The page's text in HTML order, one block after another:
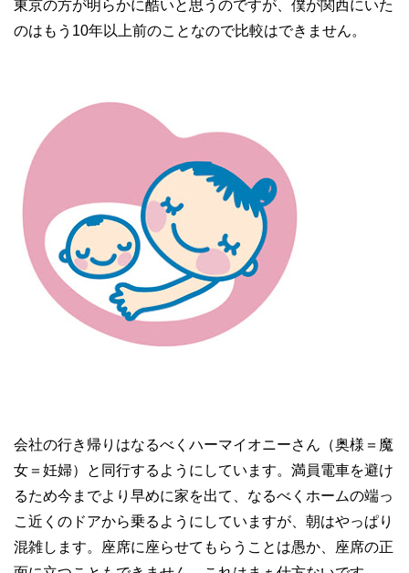
東京の方が明らかに酷いと思うのですが、僕が関西にいた
のはもう10年以上前のことなので比較はできません。
会社の行き帰りはなるべくハーマイオニーさん（奥様＝魔
女＝妊婦）と同行するようにしています。満員電車を避け
るため今までより早めに家を出て、なるべくホームの端っ
こ近くのドアから乗るようにしていますが、朝はやっぱり
混雑します。座席に座らせてもらうことは愚か、座席の正